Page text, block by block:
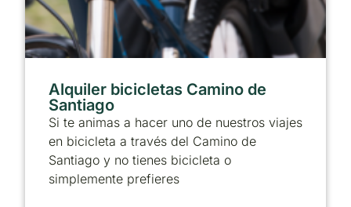
Alquiler bicicletas Camino de
Santiago
Si te animas a hacer uno de nuestros viajes
en bicicleta a través del Camino de
Santiago y no tienes bicicleta o
simplemente prefieres